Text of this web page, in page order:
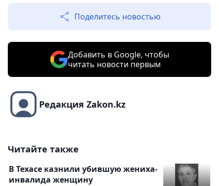
Поделитесь новостью
Добавить в Google, чтобы
читать новости первым
Редакция Zakon.kz
Читайте также
В Техасе казнили убившую жениха-
инвалида женщину